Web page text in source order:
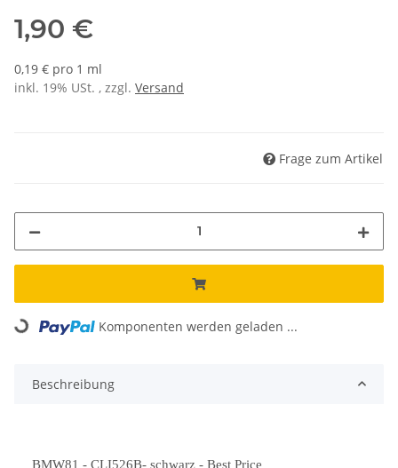
1,90 €
0,19 € pro 1 ml
inkl. 19% USt. , zzgl. Versand
Frage zum Artikel
Loading... Komponenten werden geladen ...
Beschreibung
BMW81 - CLI526B- schwarz - Best Price